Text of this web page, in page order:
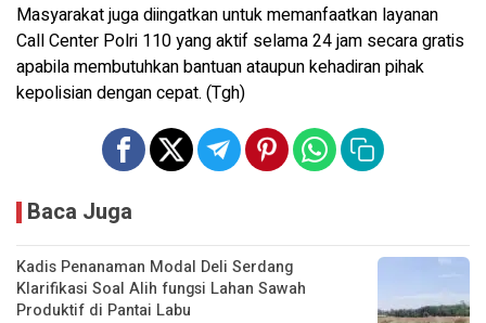
Masyarakat juga diingatkan untuk memanfaatkan layanan
Call Center Polri 110 yang aktif selama 24 jam secara gratis
apabila membutuhkan bantuan ataupun kehadiran pihak
kepolisian dengan cepat. (Tgh)
Baca Juga
Kadis Penanaman Modal Deli Serdang
Klarifikasi Soal Alih fungsi Lahan Sawah
Produktif di Pantai Labu